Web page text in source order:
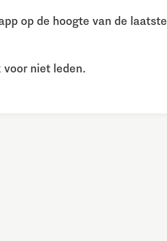
op de hoogte van de laatste
niet leden.